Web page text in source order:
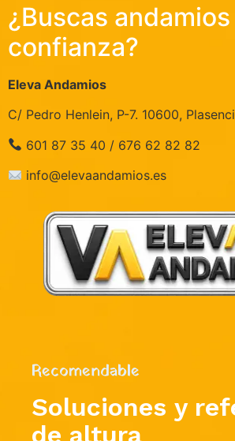
¿Buscas
confianza?
Eleva Andamios
C/ Pedro Henlein, P-7. 10600,
601 87 35 40 / 676 62 82 82
info@elevaandamios.es
Recomendable
Soluciones y